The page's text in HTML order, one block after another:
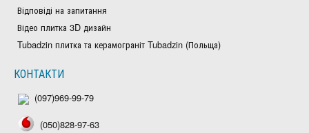
Відповіді на запитання
Відео плитка 3D дизайн
Tubadzin плитка та керамограніт Tubadzin (Польща)
КОНТАКТИ
(097)969-99-79
(050)828-97-63